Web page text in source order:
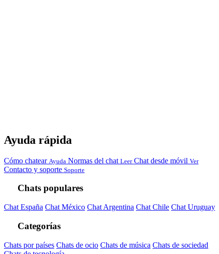
Ayuda rápida
Cómo chatear Ayuda Normas del chat Leer Chat desde móvil Ver
Contacto y soporte Soporte
Chats populares
Chat España Chat México Chat Argentina Chat Chile Chat Uruguay
Categorías
Chats por países Chats de ocio Chats de música Chats de sociedad